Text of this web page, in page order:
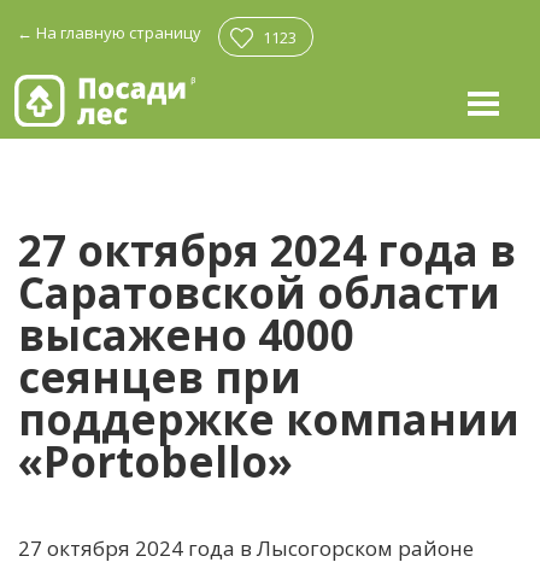
← На главную страницу 1123
27 октября 2024 года в
Саратовской области
высажено 4000
сеянцев при
поддержке компании
«Portobello»
27 октября 2024 года в Лысогорском районе